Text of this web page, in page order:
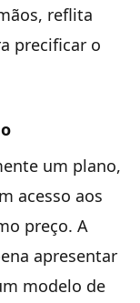
reflita
precificar o
um plano,
acesso aos
preço. A
apresentar
modelo de